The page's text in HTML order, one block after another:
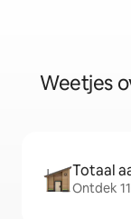
Weetjes
Totaal
Ontdek